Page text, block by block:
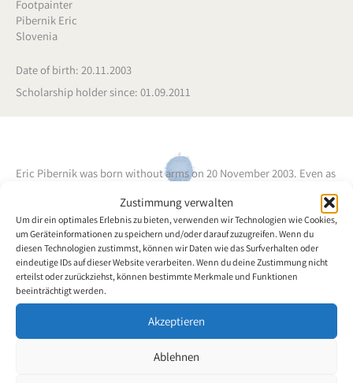
Zustimmung verwalten
Um dir ein optimales Erlebnis zu bieten, verwenden wir Technologien wie Cookies,
um Geräteinformationen zu speichern und/oder darauf zuzugreifen. Wenn du
diesen Technologien zustimmst, können wir Daten wie das Surfverhalten oder
eindeutige IDs auf dieser Website verarbeiten. Wenn du deine Zustimmung nicht
erteilst oder zurückziehst, können bestimmte Merkmale und Funktionen
beeinträchtigt werden.
Akzeptieren
Ablehnen
Footpainter
Pibernik Eric
Slovenia
Date of birth: 20.11.2003
Scholarship holder since: 01.09.2011
Eric Pibernik was born without arms on 20 November 2003. Even as
a little child he tried out different musical instruments. Quickly he
became interested in crayons which he holds between his toes
with great skill. The lines and indiscernible silhouettes quickly
took shape, and day by day he adds new subjects that he
encounters in nature to his drawings. His paintings are done in
tempera.
Back to the artists overview